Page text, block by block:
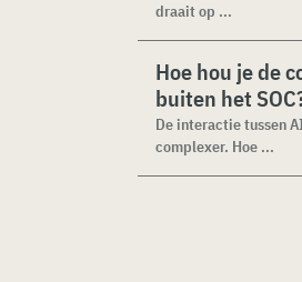
draait op ...
Hoe hou je de
buiten het
De interactie tussen
complexer. Hoe ...